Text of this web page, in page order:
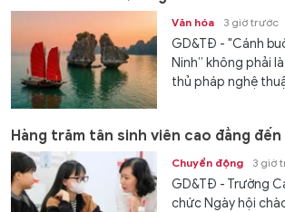
Văn hóa 3 giờ trước
GD&TĐ - "Cánh
Ninh” không phải
thủ pháp nghệ
Hàng trăm tân sinh viên cao đẳng
Chuyển động 3 giờ
GD&TĐ - Trường
chức Ngày hội